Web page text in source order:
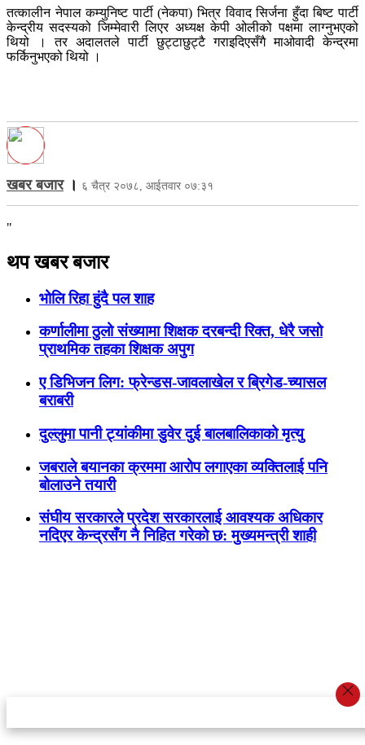
तत्कालीन नेपाल कम्युनिष्ट पार्टी (नेकपा) भित्र विवाद सिर्जना हुँदा बिष्ट पार्टी
केन्द्रीय सदस्यको जिम्मेवारी लिएर अध्यक्ष केपी ओलीको पक्षमा लाग्नुभएको
थियो । तर अदालतले पार्टी छुट्टाछुट्टै गराइदिएसँगै माओवादी केन्द्रमा
फर्किनुभएको थियो ।
खबर बजार। ६ चैत्र २०७८, आईतवार ०७:३१
"
थप खबर बजार
भोलि रिहा हुंदै पल शाह
कर्णालीमा ठुलो संख्यामा शिक्षक दरबन्दी रिक्त, धेरै जसो
प्राथमिक तहका शिक्षक अपुग
ए डिभिजन लिग: फ्रेन्डस-जावलाखेल र ब्रिगेड-च्यासल
बराबरी
दुल्लुमा पानी ट्यांकीमा डुवेर दुई बालबालिकाको मृत्यु
जबराले बयानका क्रममा आरोप लगाएका व्यक्तिलाई पनि
बोलाउने तयारी
संघीय सरकारले प्रदेश सरकारलाई आवश्यक अधिकार
नदिएर केन्द्रसँग नै निहित गरेको छ: मुख्यमन्त्री शाही